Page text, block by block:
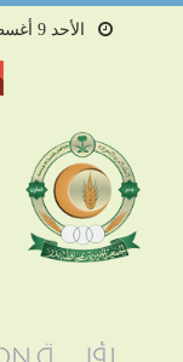
الأحد 9 أغسطس 2026 ميلادى - 24 صفر 1448 هجرى